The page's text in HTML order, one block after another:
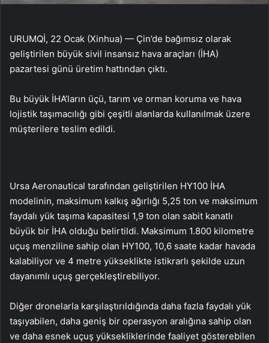
URUMQİ, 22 Ocak (Xinhua) — Çin’de bağımsız olarak
geliştirilen büyük sivil insansız hava araçları (İHA)
pazartesi günü üretim hattından çıktı.
Bu büyük İHA’ların üçü, tarım ve orman koruma ve hava
lojistik taşımacılığı gibi çeşitli alanlarda kullanılmak üzere
müşterilere teslim edildi.
Ursa Aeronautical tarafından geliştirilen HY100 İHA
modelinin, maksimum kalkış ağırlığı 5,25 ton ve maksimum
faydalı yük taşıma kapasitesi 1,9 ton olan sabit kanatlı
büyük bir İHA olduğu belirtildi. Maksimum 1.800 kilometre
uçuş menziline sahip olan HY100, 10,6 saate kadar havada
kalabiliyor ve 4 metre yükseklikte istikrarlı şekilde uzun
dayanımlı uçuş gerçekleştirebiliyor.
Diğer dronelarla karşılaştırıldığında daha fazla faydalı yük
taşıyabilen, daha geniş bir operasyon aralığına sahip olan
ve daha esnek uçuş yüksekliklerinde faaliyet gösterebilen